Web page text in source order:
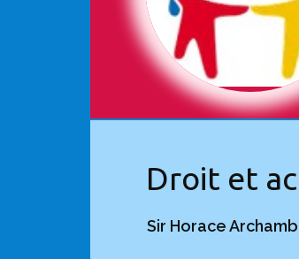
Droit et
Sir Horace